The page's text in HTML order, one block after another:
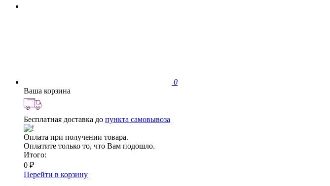
0
Ваша корзина
Бесплатная доставка до пункта самовывоза
Оплата при получении товара.
Оплатите только то, что Вам подошло.
Итого:
0 ₽
Перейти в корзину